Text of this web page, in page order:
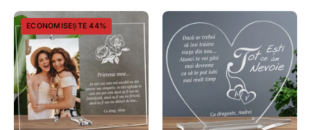
Cadou
personalizat
rama
plexiglas
-
Prietena
mea
ECONOMISEȘTE 44%
Cadou
personalizat
placheta
plexiglas
inima
Esti